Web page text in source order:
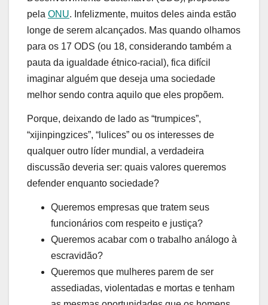
pela ONU. Infelizmente, muitos deles ainda estão
longe de serem alcançados. Mas quando olhamos
para os 17 ODS (ou 18, considerando também a
pauta da igualdade étnico-racial), fica difícil
imaginar alguém que deseja uma sociedade
melhor sendo contra aquilo que eles propõem.
Porque, deixando de lado as “trumpices”,
“xijinpingzices”, “lulices” ou os interesses de
qualquer outro líder mundial, a verdadeira
discussão deveria ser: quais valores queremos
defender enquanto sociedade?
Queremos empresas que tratem seus
funcionários com respeito e justiça?
Queremos acabar com o trabalho análogo à
escravidão?
Queremos que mulheres parem de ser
assediadas, violentadas e mortas e tenham